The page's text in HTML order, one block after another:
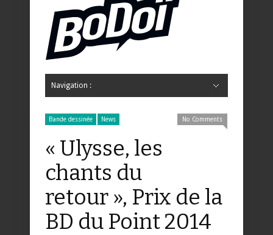
Navigation :
Bande dessinée News No Comments
« Ulysse, les
chants du
retour », Prix de la
BD du Point 2014